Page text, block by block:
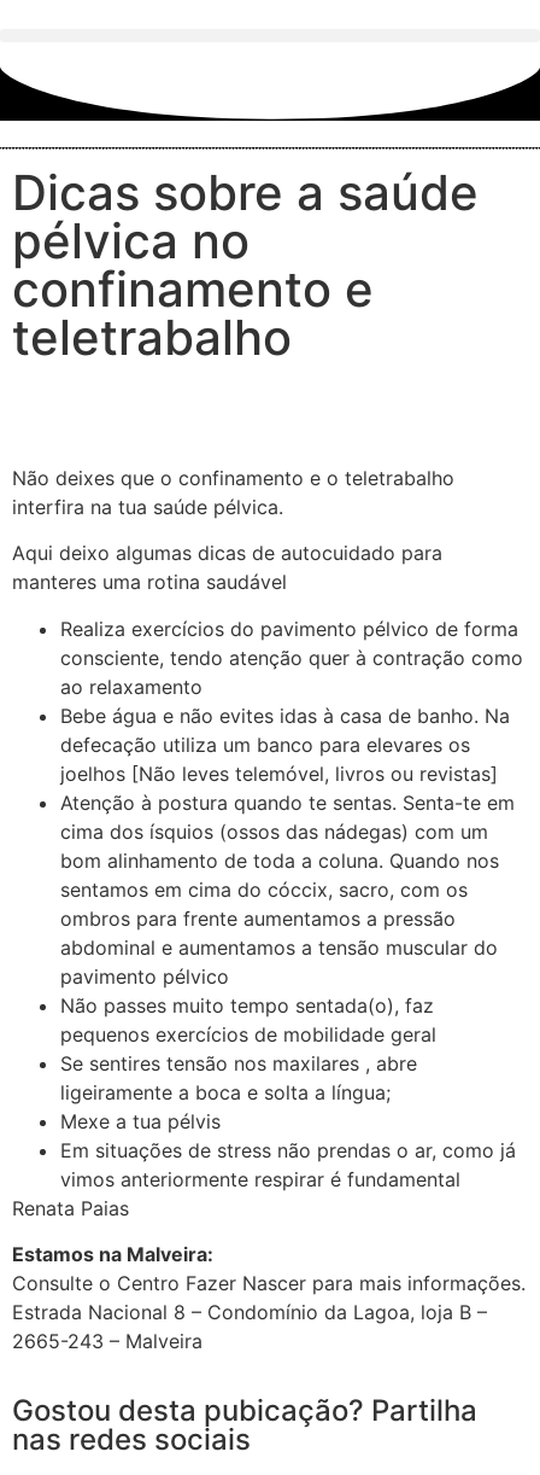
Dicas sobre a saúde
pélvica no
confinamento e
teletrabalho
Não deixes que o confinamento e o teletrabalho
interfira na tua saúde pélvica.
Aqui deixo algumas dicas de autocuidado para
manteres uma rotina saudável
Realiza exercícios do pavimento pélvico de forma
consciente, tendo atenção quer à contração como
ao relaxamento
Bebe água e não evites idas à casa de banho. Na
defecação utiliza um banco para elevares os
joelhos [Não leves telemóvel, livros ou revistas]
Atenção à postura quando te sentas. Senta-te em
cima dos ísquios (ossos das nádegas) com um
bom alinhamento de toda a coluna. Quando nos
sentamos em cima do cóccix, sacro, com os
ombros para frente aumentamos a pressão
abdominal e aumentamos a tensão muscular do
pavimento pélvico
Não passes muito tempo sentada(o), faz
pequenos exercícios de mobilidade geral
Se sentires tensão nos maxilares , abre
ligeiramente a boca e solta a língua;
Mexe a tua pélvis
Em situações de stress não prendas o ar, como já
vimos anteriormente respirar é fundamental
Renata Paias
Estamos na Malveira:
Consulte o Centro Fazer Nascer para mais informações.
Estrada Nacional 8 – Condomínio da Lagoa, loja B –
2665-243 – Malveira
Gostou desta pubicação? Partilha
nas redes sociais